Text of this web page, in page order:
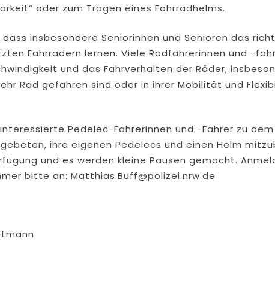
oder zum Tragen eines Fahrradhelms.
insbesondere Seniorinnen und Senioren das
Fahrrädern lernen. Viele Radfahrerinnen und -
und das Fahrverhalten der Räder,
Rad gefahren sind oder in ihrer Mobilität und
Pedelec-Fahrerinnen und -Fahrer zu dem
ihre eigenen Pedelecs und einen Helm
und es werden kleine Pausen gemacht.
bitte an: Matthias.Buff@polizei.nrw.de